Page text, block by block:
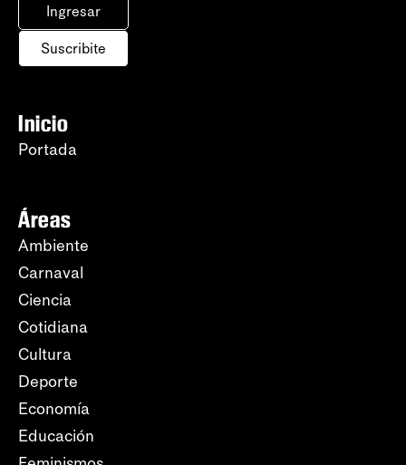
Ingresar
Suscribite
Inicio
Portada
Áreas
Ambiente
Carnaval
Ciencia
Cotidiana
Cultura
Deporte
Economía
Educación